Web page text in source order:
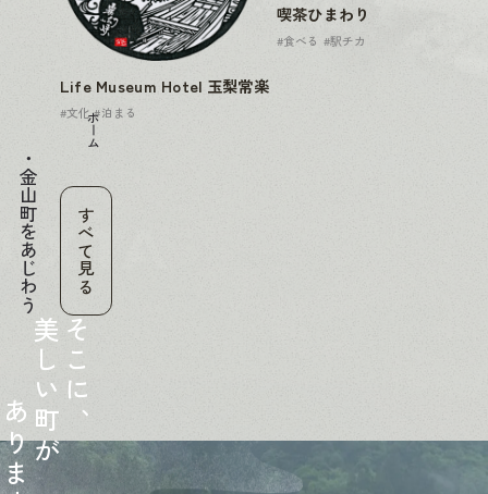
Life Museum Hotel 玉梨常楽
#文化 #泊まる
喫茶ひまわり
#食べる #駅チカ
すべて見る
ホーム
金山町をあじわう
そ
こ
に
、
美
し
い
町
が